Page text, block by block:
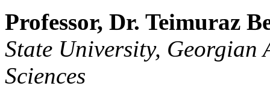
Professor, Dr. Teimuraz
State University, Georgian
Sciences